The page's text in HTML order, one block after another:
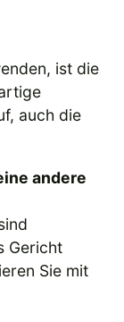
ist die
auch die
andere
Gericht
Sie mit